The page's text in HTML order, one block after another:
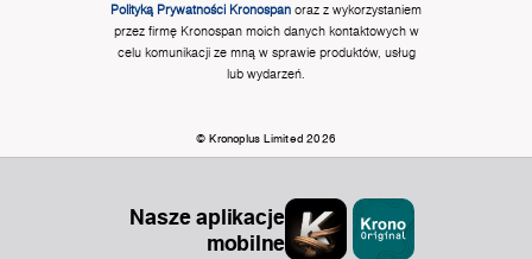
Polityką Prywatności Kronospan oraz z wykorzystaniem
przez firmę Kronospan moich danych kontaktowych w
celu komunikacji ze mną w sprawie produktów, usług
lub wydarzeń.
© Kronoplus Limited 2026
Nasze aplikacje
mobilne